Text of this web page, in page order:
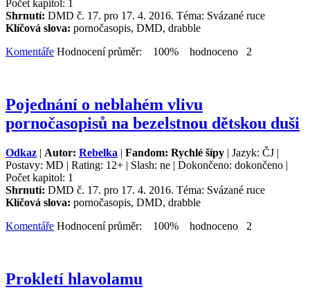
Počet kapitol: 1
Shrnutí: DMD č. 17. pro 17. 4. 2016. Téma: Svázané ruce
Klíčová slova: pornočasopis, DMD, drabble
Komentáře Hodnocení průměr: 100% hodnoceno 2
Pojednání o neblahém vlivu
pornočasopisů na bezelstnou dětskou duši
Odkaz | Autor: Rebelka | Fandom: Rychlé šípy | Jazyk: ČJ |
Postavy: MD | Rating: 12+ | Slash: ne | Dokončeno: dokončeno |
Počet kapitol: 1
Shrnutí: DMD č. 17. pro 17. 4. 2016. Téma: Svázané ruce
Klíčová slova: pornočasopis, DMD, drabble
Komentáře Hodnocení průměr: 100% hodnoceno 2
Prokletí hlavolamu